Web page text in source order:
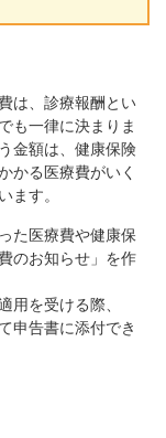
は、診療報酬とい
も一律に決まりま
金額は、健康保険
かる医療費がいく
ます。
た医療費や健康保
のお知らせ」を作
用を受ける際、
申告書に添付でき